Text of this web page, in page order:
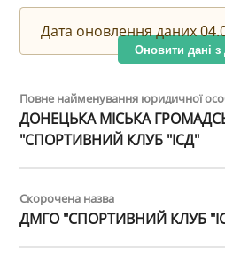
Дата оновлення даних
Оновити дані з
Повне найменування юридичної
ДОНЕЦЬКА МІСЬКА
"СПОРТИВНИЙ КЛУБ "ІСД"
Скорочена назва
ДМГО "СПОРТИВНИЙ КЛУБ